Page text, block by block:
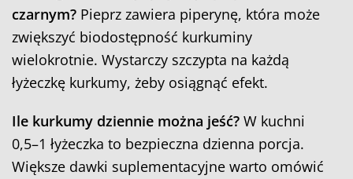
czarnym? Pieprz zawiera piperynę, która może
zwiększyć biodostępność kurkuminy
wielokrotnie. Wystarczy szczypta na każdą
łyżeczkę kurkumy, żeby osiągnąć efekt.
Ile kurkumy dziennie można jeść? W kuchni
0,5–1 łyżeczka to bezpieczna dzienna porcja.
Większe dawki suplementacyjne warto omówić